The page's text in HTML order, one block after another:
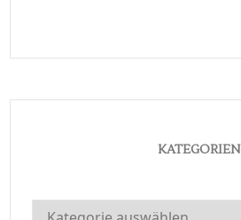
KATEGORIEN
Kategorien